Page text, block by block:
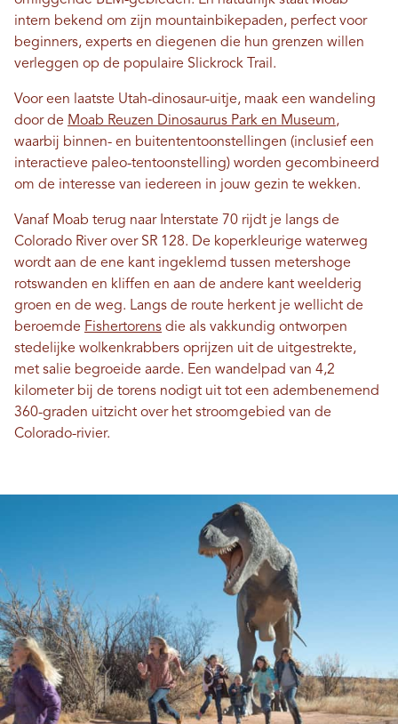
intern bekend om zijn mountainbikepaden, perfect voor
beginners, experts en diegenen die hun grenzen willen
verleggen op de populaire Slickrock Trail.
Voor een laatste Utah-dinosaur-uitje, maak een wandeling
door de Moab Reuzen Dinosaurus Park en Museum,
waarbij binnen- en buitententoonstellingen (inclusief een
interactieve paleo-tentoonstelling) worden gecombineerd
om de interesse van iedereen in jouw gezin te wekken.
Vanaf Moab terug naar Interstate 70 rijdt je langs de
Colorado River over SR 128. De koperkleurige waterweg
wordt aan de ene kant ingeklemd tussen metershoge
rotswanden en kliffen en aan de andere kant weelderig
groen en de weg. Langs de route herkent je wellicht de
beroemde Fishertorens die als vakkundig ontworpen
stedelijke wolkenkrabbers oprijzen uit de uitgestrekte,
met salie begroeide aarde. Een wandelpad van 4,2
kilometer bij de torens nodigt uit tot een adembenemend
360-graden uitzicht over het stroomgebied van de
Colorado-rivier.